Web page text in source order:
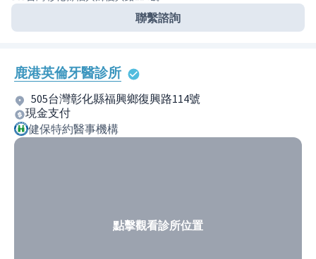
聯繫諮詢
鹿港英倫牙醫診所
505台灣彰化縣福興鄉復興路114號
現金支付
健保特約醫事機構
點擊觀看診所位置